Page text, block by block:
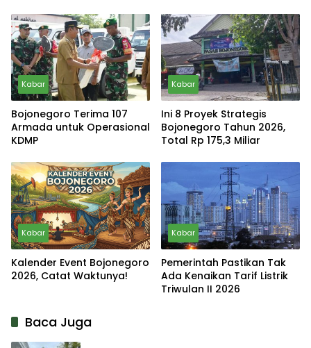
Kabar
Bojonegoro Terima 107
Armada untuk Operasional
KDMP
Kabar
Ini 8 Proyek Strategis
Bojonegoro Tahun 2026,
Total Rp 175,3 Miliar
Kabar
Kalender Event Bojonegoro
2026, Catat Waktunya!
Kabar
Pemerintah Pastikan Tak
Ada Kenaikan Tarif Listrik
Triwulan II 2026
Baca Juga